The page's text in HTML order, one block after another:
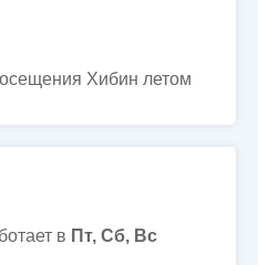
Хибин летом
в Пт, Сб, Вс